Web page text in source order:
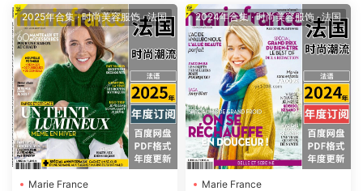
2025年合集·时尚美容服饰·法国
Marie France
2024年合集·时尚美容服饰 ·法国
Marie France